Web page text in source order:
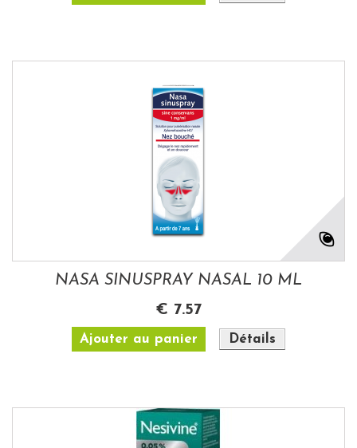
NASA SINUSPRAY NASAL 10 ML
€ 7.57
Ajouter au panier Détails